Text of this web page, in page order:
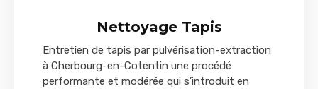
Nettoyage Tapis
Entretien de tapis par pulvérisation-extraction
à Cherbourg-en-Cotentin une procédé
performante et modérée qui s’introduit en